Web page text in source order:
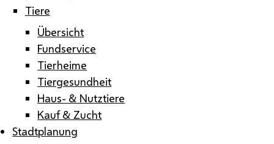
Tiere
Übersicht
Fundservice
Tierheime
Tiergesundheit
Haus- & Nutztiere
Kauf & Zucht
Stadtplanung